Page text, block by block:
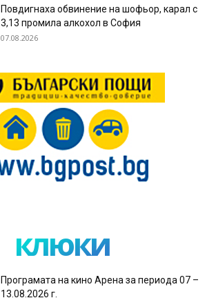
Повдигнаха обвинение на шофьор, карал с
3,13 промила алкохол в София
07.08.2026
клюки
Програмата на кино Арена за периода 07 –
13.08.2026 г.